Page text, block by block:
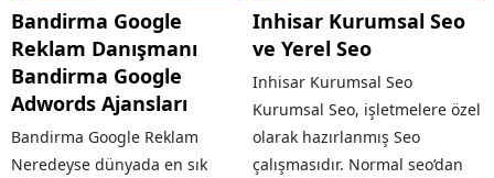
Bandirma Google
Reklam Danışmanı
Bandirma Google
Adwords Ajansları
Bandirma Google Reklam
Neredeyse dünyada en sık
Inhisar Kurumsal Seo
ve Yerel Seo
Inhisar Kurumsal Seo
Kurumsal Seo, işletmelere özel
olarak hazırlanmış Seo
çalışmasıdır. Normal seo’dan